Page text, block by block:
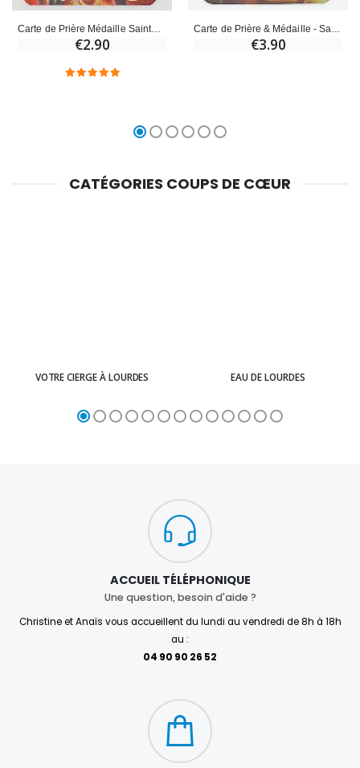
Carte de Prière Médaille Sainte Marie-Madeleine
€2.90 €3.90
CATÉGORIES COUPS DE CŒUR
VOTRE CIERGE À LOURDES EAU DE LOURDES
ACCUEIL TÉLÉPHONIQUE
Une question, besoin d'aide ?
Christine et Anaïs vous accueillent du lundi au vendredi de 8h à 18h
au :
04 90 90 26 52